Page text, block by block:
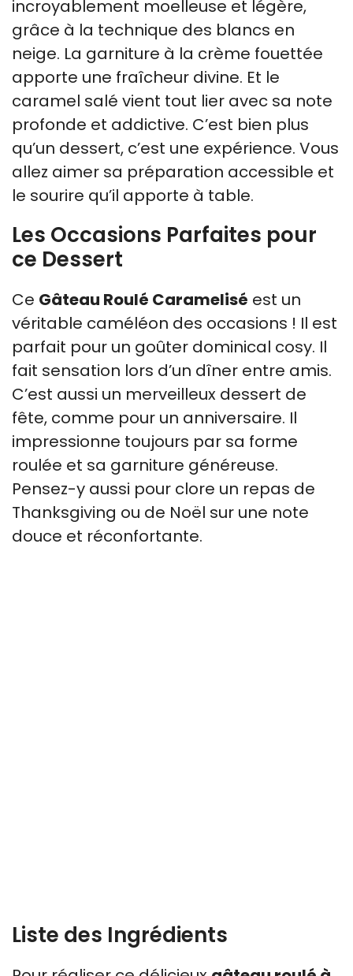
incroyablement moelleuse et légère,
grâce à la technique des blancs en
neige. La garniture à la crème fouettée
apporte une fraîcheur divine. Et le
caramel salé vient tout lier avec sa note
profonde et addictive. C’est bien plus
qu’un dessert, c’est une expérience. Vous
allez aimer sa préparation accessible et
le sourire qu’il apporte à table.
Les Occasions Parfaites pour
ce Dessert
Ce Gâteau Roulé Caramelisé est un
véritable caméléon des occasions ! Il est
parfait pour un goûter dominical cosy. Il
fait sensation lors d’un dîner entre amis.
C’est aussi un merveilleux dessert de
fête, comme pour un anniversaire. Il
impressionne toujours par sa forme
roulée et sa garniture généreuse.
Pensez-y aussi pour clore un repas de
Thanksgiving ou de Noël sur une note
douce et réconfortante.
Liste des Ingrédients